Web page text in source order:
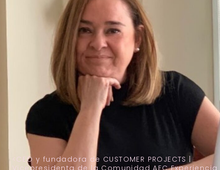
CEO y fundadora de CUSTOMER PROJECTS |